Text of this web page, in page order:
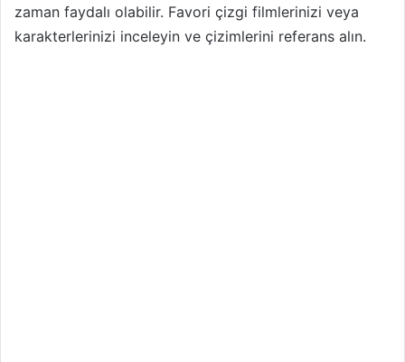
zaman faydalı olabilir. Favori çizgi filmlerinizi veya
karakterlerinizi inceleyin ve çizimlerini referans alın.